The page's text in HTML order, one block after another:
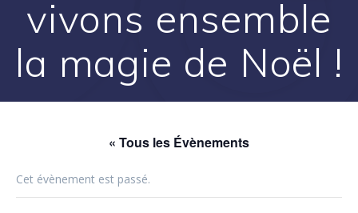
vivons ensemble
la magie de Noël !
« Tous les Évènements
Cet évènement est passé.